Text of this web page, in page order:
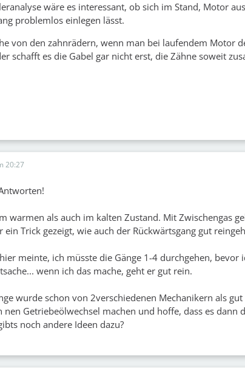
wäre es interessant, ob sich im Stand, Motor
problemlos einlegen lässt.
von den zahnrädern, wenn man bei laufendem Motor
schafft es die Gabel gar nicht erst, die Zähne soweit
20:27
warmen als auch im kalten Zustand. Mit Zwischengas
Trick gezeigt, wie auch der Rückwärtsgang gut
meinte, ich müsste die Gänge 1-4 durchgehen, bevor
wenn ich das mache, geht er gut rein.
wurde schon von 2verschiedenen Mechanikern als
nen Getriebeölwechsel machen und hoffe, dass es dann
noch andere Ideen dazu?